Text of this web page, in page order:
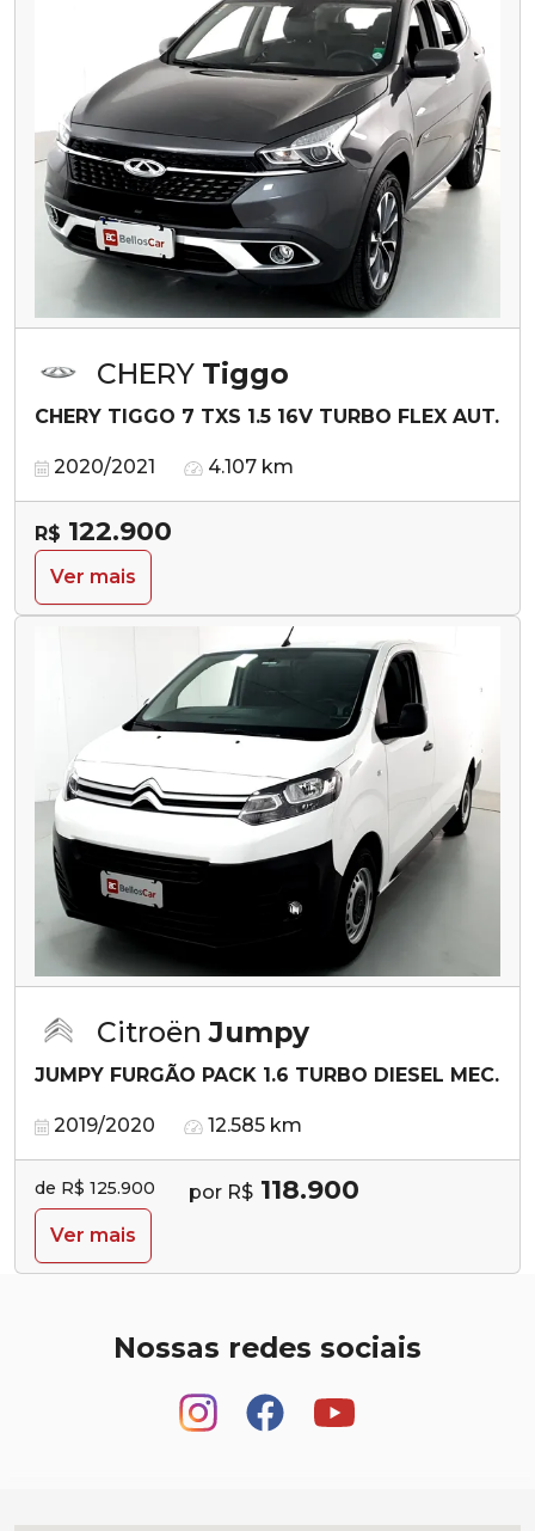
CHERY Tiggo
CHERY TIGGO 7 TXS 1.5 16V TURBO FLEX AUT.
2020/2021 4.107 km
R$ 122.900
Ver mais
CitroënJumpy
JUMPY FURGÃO PACK 1.6 TURBO DIESEL MEC.
2019/2020 12.585 km
de R$ 125.900 por R$ 118.900
Ver mais
Nossas redes sociais